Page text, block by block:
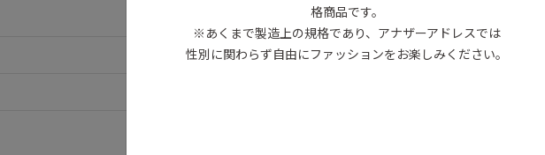
格商品です。
※あくまで製造上の規格であり、アナザーアドレスでは
性別に関わらず自由にファッションをお楽しみください。